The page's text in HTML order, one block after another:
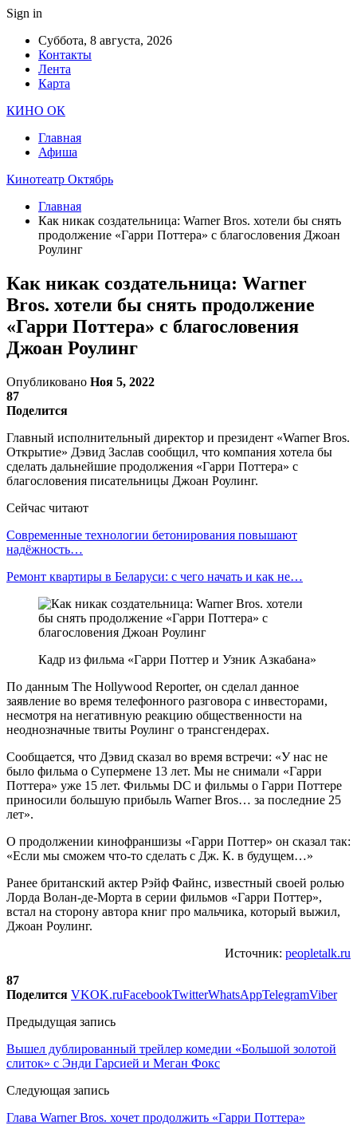
Sign in
Суббота, 8 августа, 2026
Контакты
Лента
Карта
КИНО ОК
Главная
Афиша
Кинотеатр Октябрь
Главная
Как никак создательница: Warner Bros. хотели бы снять
продолжение «Гарри Поттера» с благословения Джоан
Роулинг
Как никак создательница: Warner
Bros. хотели бы снять продолжение
«Гарри Поттера» с благословения
Джоан Роулинг
Опубликовано Ноя 5, 2022
87
Поделится
Главный исполнительный директор и президент «Warner Bros.
Открытие» Дэвид Заслав сообщил, что компания хотела бы
сделать дальнейшие продолжения «Гарри Поттера» с
благословения писательницы Джоан Роулинг.
Сейчас читают
Современные технологии бетонирования повышают
надёжность…
Ремонт квартиры в Беларуси: с чего начать и как не…
Кадр из фильма «Гарри Поттер и Узник Азкабана»
По данным The Hollywood Reporter, он сделал данное
заявление во время телефонного разговора с инвесторами,
несмотря на негативную реакцию общественности на
неоднозначные твиты Роулинг о трансгендерах.
Сообщается, что Дэвид сказал во время встречи: «У нас не
было фильма о Супермене 13 лет. Мы не снимали «Гарри
Поттера» уже 15 лет. Фильмы DC и фильмы о Гарри Поттере
приносили большую прибыль Warner Bros… за последние 25
лет».
О продолжении кинофраншизы «Гарри Поттер» он сказал так:
«Если мы сможем что-то сделать с Дж. К. в будущем…»
Ранее британский актер Рэйф Файнс, известный своей ролью
Лорда Волан-де-Морта в серии фильмов «Гарри Поттер»,
встал на сторону автора книг про мальчика, который выжил,
Джоан Роулинг.
Источник: peopletalk.ru
87
Поделится VKOK.ruFacebookTwitterWhatsAppTelegramViber
Предыдущая запись
Вышел дублированный трейлер комедии «Большой золотой
слиток» с Энди Гарсией и Меган Фокс
Следующая запись
Глава Warner Bros. хочет продолжить «Гарри Поттера»